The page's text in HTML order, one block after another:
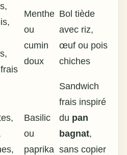
Menthe
ou
cumin
doux
Bol tiède
avec riz,
œuf ou pois
chiches
Basilic
ou
paprika
Sandwich
frais inspiré
du pan
bagnat,
sans copier